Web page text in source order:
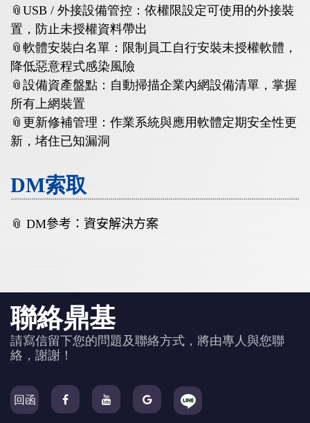
📎USB / 外接設備管控：依權限設定可使用的外接裝
置，防止未授權資料帶出
📎軟體安裝白名單：限制員工自行安裝未授權軟體，
降低惡意程式感染風險
📎設備資產盤點：自動掃描企業內網設備清單，掌握
所有上網裝置
📎更新修補管理：作業系統與應用軟體定期安全性更
新，堵住已知漏洞
DM索取
📎 DM參考： 資安解決方案
聯絡鼎基
請寫信留下您的問題及聯絡方式，將由專人與您聯
絡，謝謝！
回函